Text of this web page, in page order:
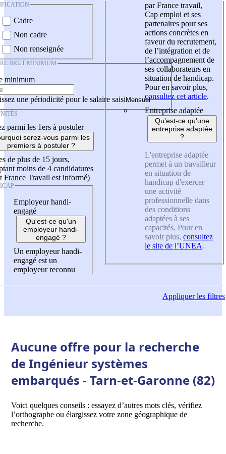
Cadre
Non cadre
Non renseignée
BRUT MINIMUM
minimum
une périodicité pour le salaire saisi
parmi les 1ers à postuler
serez-vous parmi les
premiers à postuler ?
de plus de 15 jours,
moins de 4 candidatures
France Travail est informé)
Employeur handi-
engagé
Qu'est-ce qu'un
employeur handi-
engagé ?
Un employeur handi-
engagé est un
employeur reconnu
par France travail,
Cap emploi et ses
partenaires pour ses
actions concrètes en
faveur du recrutement,
de l’intégration et de
l’accompagnement de
ses collaborateurs en
situation de handicap.
Pour en savoir plus,
consultez cet article.
Entreprise adaptée
Qu'est-ce qu'une
entreprise adaptée
?
L'entreprise adaptée
permet à un travailleur
en situation de
handicap d'exercer
une activité
professionnelle dans
des conditions
adaptées à ses
capacités. Pour en
savoir plus, consultez
le site de l’UNEA.
Appliquerles filtres
Aucune offre pour la recherche
de Ingénieur systèmes
embarqués - Tarn-et-Garonne (82)
Voici quelques conseils : essayez d’autres mots clés, vérifiez
l’orthographe ou élargissez votre zone géographique de
recherche.